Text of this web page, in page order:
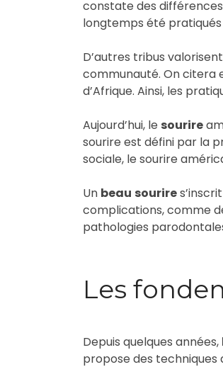
constate des
longtemps été
D’autres tribus
communauté. On citera
d’Afrique. Ainsi, les
Aujourd’hui, le sourire
sourire est défini par la
sociale, le sourire
Un beau sourire
complications, comme
pathologies
Les
Depuis quelques années,
propose des